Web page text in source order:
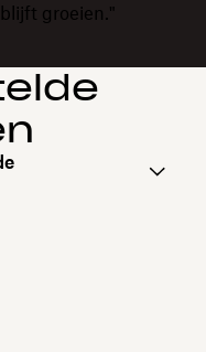
groeien."